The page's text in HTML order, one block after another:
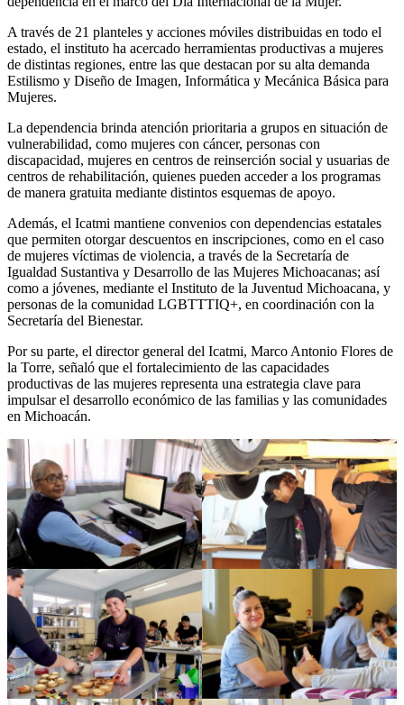
A través de 21 planteles y acciones móviles distribuidas en todo el
estado, el instituto ha acercado herramientas productivas a mujeres
de distintas regiones, entre las que destacan por su alta demanda
Estilismo y Diseño de Imagen, Informática y Mecánica Básica para
Mujeres.
La dependencia brinda atención prioritaria a grupos en situación de
vulnerabilidad, como mujeres con cáncer, personas con
discapacidad, mujeres en centros de reinserción social y usuarias de
centros de rehabilitación, quienes pueden acceder a los programas
de manera gratuita mediante distintos esquemas de apoyo.
Además, el Icatmi mantiene convenios con dependencias estatales
que permiten otorgar descuentos en inscripciones, como en el caso
de mujeres víctimas de violencia, a través de la Secretaría de
Igualdad Sustantiva y Desarrollo de las Mujeres Michoacanas; así
como a jóvenes, mediante el Instituto de la Juventud Michoacana, y
personas de la comunidad LGBTTTIQ+, en coordinación con la
Secretaría del Bienestar.
Por su parte, el director general del Icatmi, Marco Antonio Flores de
la Torre, señaló que el fortalecimiento de las capacidades
productivas de las mujeres representa una estrategia clave para
impulsar el desarrollo económico de las familias y las comunidades
en Michoacán.